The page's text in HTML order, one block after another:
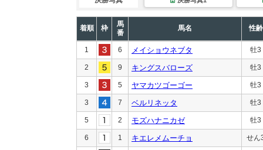
着順 枠
馬
番
馬名 性齢
1 6 メイショウネブタ 牡3
2 9 キングスバローズ 牡3
3 5 ヤマカツゴーゴー 牡3
3 7 ベルリネッタ 牡3
5 2 モズハナニカゼ 牡3
6 1 キエレメムーチョ せん